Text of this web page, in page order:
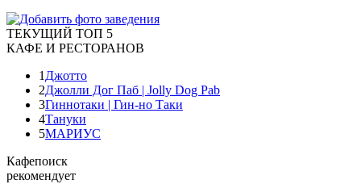
ТЕКУЩИЙ ТОП 5
КАФЕ И РЕСТОРАНОВ
1 Джотто
2Джолли Дог Паб | Jolly Dog Pab
3Гиннотаки | Гин-но Таки
4Тануки
5МАРИУС
Кафепоиск
рекомендует